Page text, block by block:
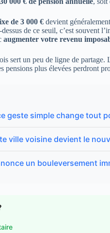
de 3 000 € devient
de ce seuil, c’est souvent
augmenter votre revenu
sert un peu de ligne de partage.
pensions plus élevées perdront
geste simple change tout
ville voisine devient le
un bouleversement